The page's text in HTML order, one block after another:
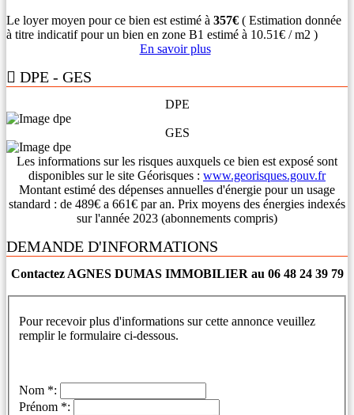
Le loyer moyen pour ce bien est estimé à 357€ ( Estimation donnée
à titre indicatif pour un bien en zone B1 estimé à 10.51€ / m2 )
En savoir plus
DPE - GES
DPE
GES
Les informations sur les risques auxquels ce bien est exposé sont
disponibles sur le site Géorisques : www.georisques.gouv.fr
Montant estimé des dépenses annuelles d'énergie pour un usage
standard : de 489€ a 661€ par an. Prix moyens des énergies indexés
sur l'année 2023 (abonnements compris)
DEMANDE D'INFORMATIONS
Contactez AGNES DUMAS IMMOBILIER au 06 48 24 39 79
Pour recevoir plus d'informations sur cette annonce veuillez
remplir le formulaire ci-dessous.
Nom *:
Prénom *: